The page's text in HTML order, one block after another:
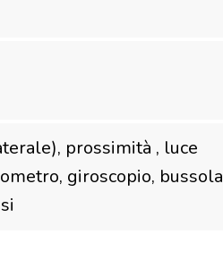
prossimità , luce
giroscopio, bussola